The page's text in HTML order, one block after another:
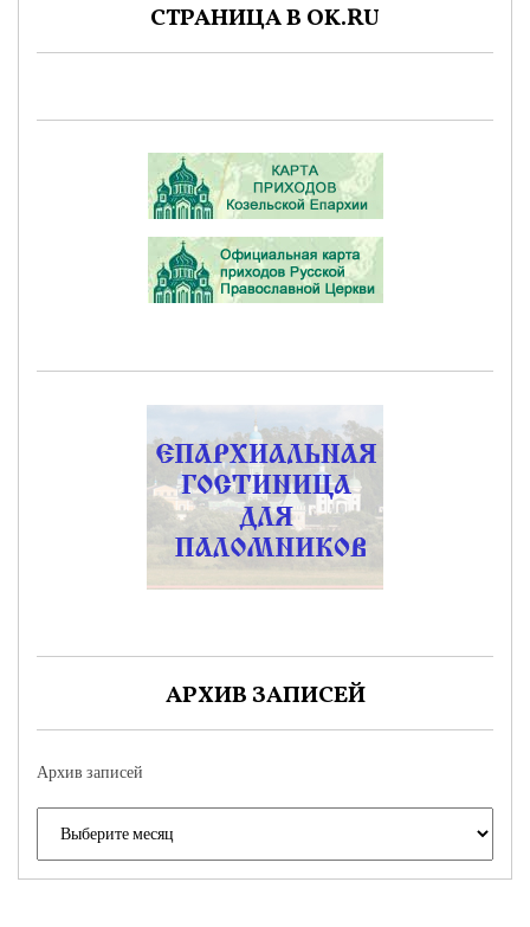
СТРАНИЦА В OK.RU
АРХИВ ЗАПИСЕЙ
Архив записей